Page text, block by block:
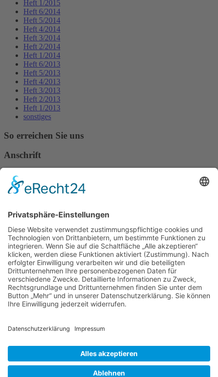
Heft 1/2015
Heft 6/2014
Heft 5/2014
Heft 4/2014
Heft 3/2014
Heft 2/2014
Heft 1/2014
Heft 6/2013
Heft 5/2013
Heft 4/2013
Heft 3/2013
Heft 2/2013
Heft 1/2013
sonstiges
So erreichen Sie uns
Anschrift
Verband Deutscher Tierheilpraktiker e.V.
Verbandsverwaltung
Am Rosenbraken 12
E-Mail
Diese E-Mail-Adresse ist vor Spambots geschützt! Zur Anzeige
muss JavaScript eingeschaltet sein!
Diese E-Mail-Adresse ist vor Spambots geschützt! Zur Anzeige
muss JavaScript eingeschaltet sein!
Telefon Service-Team
Tel: 0261-1349 5200
Tel: 0172-546 19 20
Datenschutzerklärung